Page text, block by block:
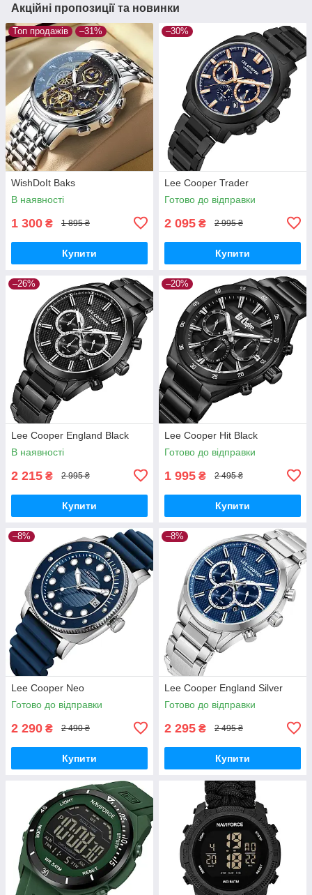
Акційні пропозиції та новинки
Топ продажів –31%
WishDoIt Baks
В наявності
1 300 ₴ 1 895 ₴
Купити
–30%
Lee Cooper Trader
Готово до відправки
2 095 ₴ 2 995 ₴
Купити
–26%
Lee Cooper England Black
В наявності
2 215 ₴ 2 995 ₴
Купити
–20%
Lee Cooper Hit Black
Готово до відправки
1 995 ₴ 2 495 ₴
Купити
–8%
Lee Cooper Neo
Готово до відправки
2 290 ₴ 2 490 ₴
Купити
–8%
Lee Cooper England Silver
Готово до відправки
2 295 ₴ 2 495 ₴
Купити